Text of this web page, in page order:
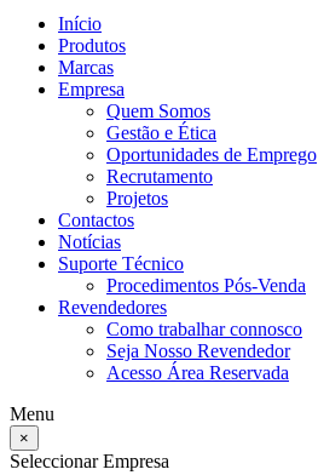
Início
Produtos
Marcas
Empresa
Quem Somos
Gestão e Ética
Oportunidades de Emprego
Recrutamento
Projetos
Contactos
Notícias
Suporte Técnico
Procedimentos Pós-Venda
Revendedores
Como trabalhar connosco
Seja Nosso Revendedor
Acesso Área Reservada
Menu
×
Seleccionar Empresa